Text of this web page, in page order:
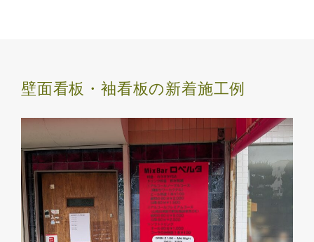
壁面看板・袖看板の新着施工例